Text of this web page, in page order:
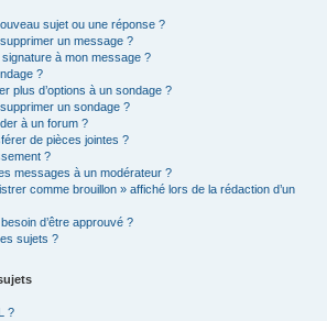
sujet ou une réponse ?
un message ?
à mon message ?
?
plus d’options à un sondage ?
un sondage ?
à un forum ?
de pièces jointes ?
?
messages à un modérateur ?
comme brouillon » affiché lors de la rédaction d’un
d’être approuvé ?
sujets ?
?